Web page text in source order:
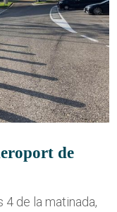
de
de la matinada,